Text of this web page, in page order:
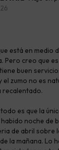
está en medio
Pero creo que
buen
el zumo no es
recalentado.
es que la
noche de
de abril sobre
la mañana. Lo